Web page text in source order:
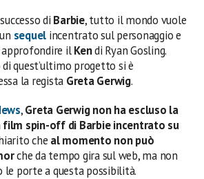
di Barbie, tutto il mondo vuole
sequel incentrato sul personaggio e
approfondire ilKendi Ryan Gosling.
quest’ultimo progetto si è
la regista Greta Gerwig.
,Greta Gerwig non ha escluso la
film spin-off di Barbie incentrato su
che al momento non può
che da tempo gira sul web, ma non
le porte a questa possibilità.